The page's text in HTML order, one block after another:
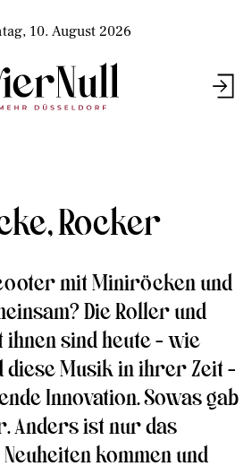
10. August 2026
Rocker
mit Miniröcken und
Die Roller und
ihnen sind heute - wie
diese Musik in ihrer Zeit -
Innovation. Sowas gab
Anders ist nur das
kommen und